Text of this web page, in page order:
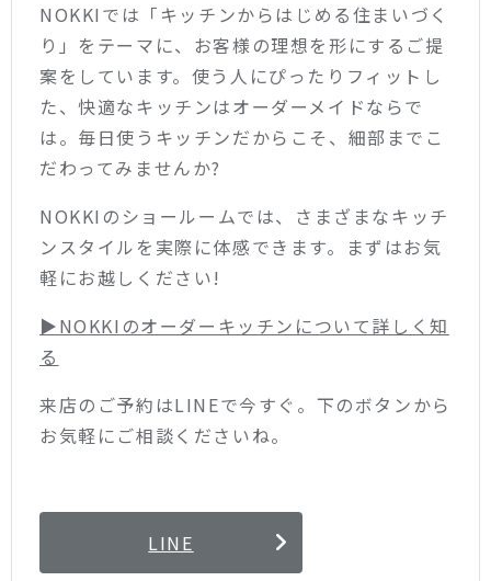
NOKKIでは「キッチンからはじめる住まいづく
り」をテーマに、お客様の理想を形にするご提
案をしています。使う人にぴったりフィットし
た、快適なキッチンはオーダーメイドならで
は。毎日使うキッチンだからこそ、細部までこ
だわってみませんか?
NOKKIのショールームでは、さまざまなキッチ
ンスタイルを実際に体感できます。まずはお気
軽にお越しください!
▶︎NOKKIのオーダーキッチンについて詳しく知
る
来店のご予約はLINEで今すぐ。下のボタンから
お気軽にご相談くださいね。
LINE